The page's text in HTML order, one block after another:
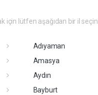
için lütfen aşağıdan bir il seçin
Adıyaman
Amasya
Aydın
Bayburt